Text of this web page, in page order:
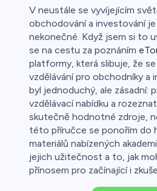
V neustále se vyvíjejícím
obchodování a investování
nekonečné. Když jsem si to
se na cestu za poznáním
platformy, která slibuje, že
vzdělávání pro obchodníky a
byl jednoduchý, ale zásadní:
vzdělávací nabídku a
skutečně hodnotné zdroje,
této příručce se ponořím do
materiálů nabízených
jejich užitečnost a to, jak
přínosem pro začínající i